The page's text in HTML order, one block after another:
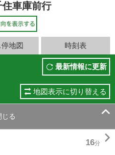
車庫前行
地図 時刻表
最新情報に更新
地図表示に切り替える
じる 
16分 